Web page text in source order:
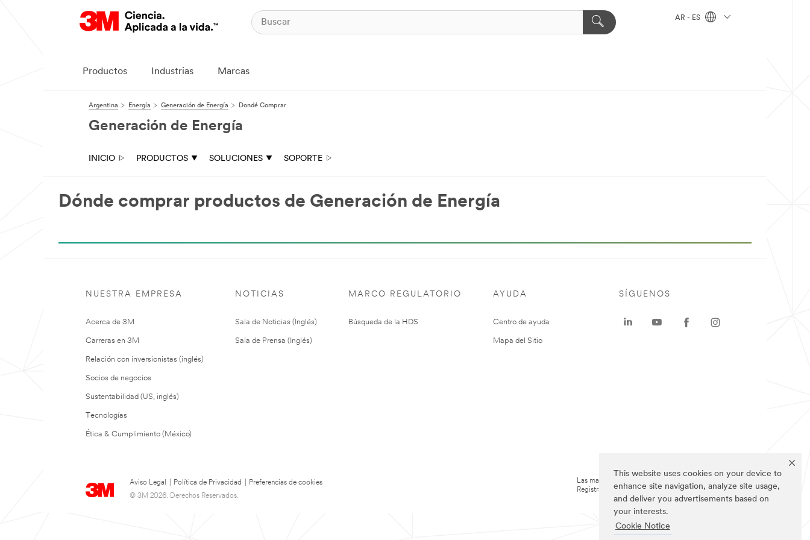
This website uses cookies on your device to
enhance site navigation, analyze site usage,
and deliver you advertisements based on
your interests.
Cookie Notice
AR - ES
Productos Industrias Marcas
Argentina Energía Generación de Energía Dondé Comprar
Generación de Energía
INICIO PRODUCTOS SOLUCIONES SOPORTE
Dónde comprar productos de Generación de Energía
NUESTRA EMPRESA
Acerca de 3M
Carreras en 3M
Relación con inversionistas (inglés)
Socios de negocios
Sustentabilidad (US, inglés)
Tecnologías
Ética & Cumplimiento (México)
NOTICIAS
Sala de Noticias (Inglés)
Sala de Prensa (Inglés)
MARCO REGULATORIO
Búsqueda de la HDS
AYUDA
Centro de ayuda
Mapa del Sitio
Aviso Legal Política de Privacidad
Preferencias de cookies
© 3M 2026. Derechos Reservados.
SÍGUENOS
Las marcas mencionadas arriba son Marcas
Registradas de 3M.